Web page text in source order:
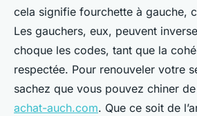
cela signifie fourchette à gauche,
Les gauchers, eux, peuvent
choque les codes, tant que la
respectée. Pour renouveler votre
sachez que vous pouvez chiner
achat-auch.com. Que ce soit de